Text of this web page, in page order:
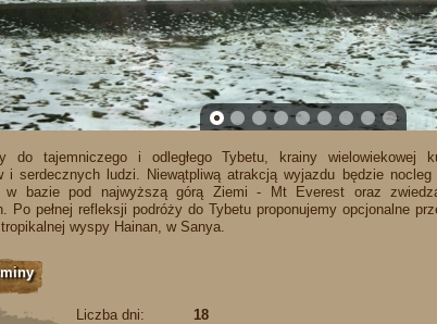
1 2 3 4 5 6 7 8 9
do tajemniczego i odległego Tybetu, krainy wielowiekowej
i serdecznych ludzi. Niewątpliwą atrakcją wyjazdu będzie
w bazie pod najwyższą górą Ziemi - Mt Everest oraz
Po pełnej refleksji podróży do Tybetu proponujemy opcjonalne
wyspy Hainan, w Sanya.
Liczba dni:
18